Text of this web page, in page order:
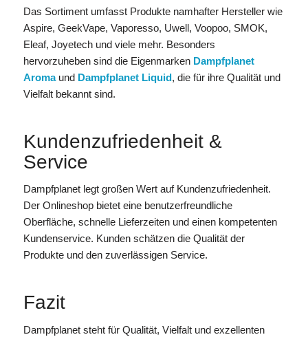
Das Sortiment umfasst Produkte namhafter Hersteller wie
Aspire, GeekVape, Vaporesso, Uwell, Voopoo, SMOK,
Eleaf, Joyetech und viele mehr. Besonders
hervorzuheben sind die Eigenmarken Dampfplanet
Aromaund Dampfplanet Liquid, die für ihre Qualität und
Vielfalt bekannt sind.
Kundenzufriedenheit &
Service
Dampfplanet legt großen Wert auf Kundenzufriedenheit.
Der Onlineshop bietet eine benutzerfreundliche
Oberfläche, schnelle Lieferzeiten und einen kompetenten
Kundenservice. Kunden schätzen die Qualität der
Produkte und den zuverlässigen Service.
Fazit
Dampfplanet steht für Qualität, Vielfalt und exzellenten